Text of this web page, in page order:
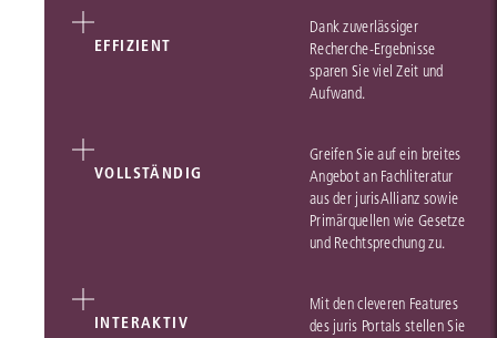
EFFIZIENT
Dank zuverlässiger
Recherche-Ergebnisse
sparen Sie viel Zeit und
Aufwand.
VOLLSTÄNDIG
Greifen Sie auf ein breites
Angebot an Fachliteratur
aus der jurisAllianz sowie
Primärquellen wie Gesetze
und Rechtsprechung zu.
INTERAKTIV
Mit den cleveren Features
des juris Portals stellen Sie